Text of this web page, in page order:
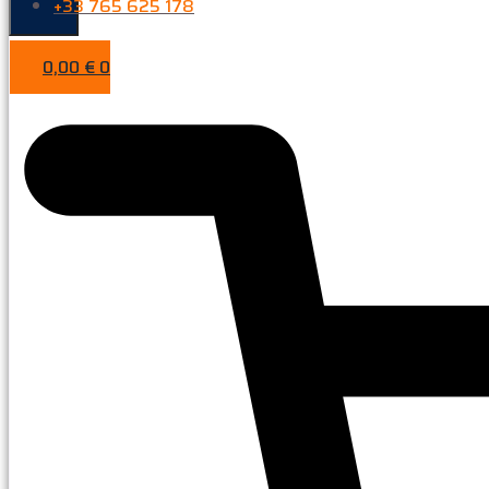
+33 765 625 178
0,00€0